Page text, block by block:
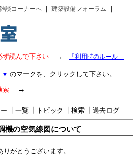
談コーナーへ ｜ 建築設備フォーラム ｜
ず読んで下さい → 「利用時のルール」
▼ のマークを、クリックして下さい。
索 →
一覧 トピック 検索 過去ログ
の空気線図について
がとうございます。